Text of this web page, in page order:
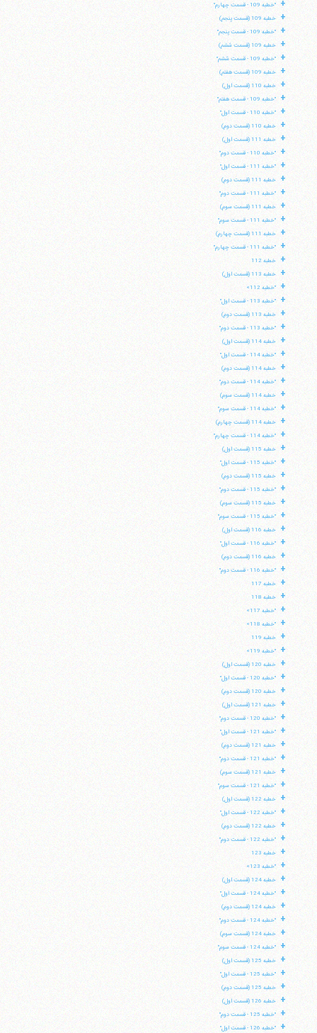
+ "خطبه 109 - قسمت چهارم"
+ خطبه 109 (قسمت پنجم)
+ "خطبه 109 - قسمت پنجم"
+ خطبه 109 (قسمت ششم)
+ "خطبه 109 - قسمت ششم"
+ خطبه 109 (قسمت هفتم)
+ خطبه 110 (قسمت اول)
+ "خطبه 109 - قسمت هفتم"
+ "خطبه 110 - قسمت اول"
+ خطبه 110 (قسمت دوم)
+ خطبه 111 (قسمت اول)
+ "خطبه 110 - قسمت دوم"
+ "خطبه 111 - قسمت اول"
+ خطبه 111 (قسمت دوم)
+ "خطبه 111 - قسمت دوم"
+ خطبه 111 (قسمت سوم)
+ "خطبه 111 - قسمت سوم"
+ خطبه 111 (قسمت چهارم)
+ "خطبه 111 - قسمت چهارم"
+ خطبه 112
+ خطبه 113 (قسمت اول)
+ "خطبه 112»
+ "خطبه 113 - قسمت اول"
+ خطبه 113 (قسمت دوم)
+ "خطبه 113 - قسمت دوم"
+ خطبه 114 (قسمت اول)
+ "خطبه 114 - قسمت اول"
+ خطبه 114 (قسمت دوم)
+ "خطبه 114 - قسمت دوم"
+ خطبه 114 (قسمت سوم)
+ "خطبه 114 - قسمت سوم"
+ خطبه 114 (قسمت چهارم)
+ "خطبه 114 - قسمت چهارم"
+ خطبه 115 (قسمت اول)
+ "خطبه 115 - قسمت اول"
+ خطبه 115 (قسمت دوم)
+ "خطبه 115 - قسمت دوم"
+ خطبه 115 (قسمت سوم)
+ "خطبه 115 - قسمت سوم"
+ خطبه 116 (قسمت اول)
+ "خطبه 116 - قسمت اول"
+ خطبه 116 (قسمت دوم)
+ "خطبه 116 - قسمت دوم"
+ خطبه 117
+ خطبه 118
+ "خطبه 117»
+ "خطبه 118»
+ خطبه 119
+ "خطبه 119»
+ خطبه 120 (قسمت اول)
+ "خطبه 120 - قسمت اول"
+ خطبه 120 (قسمت دوم)
+ خطبه 121 (قسمت اول)
+ "خطبه 120 - قسمت دوم"
+ "خطبه 121 - قسمت اول"
+ خطبه 121 (قسمت دوم)
+ "خطبه 121 - قسمت دوم"
+ خطبه 121 (قسمت سوم)
+ "خطبه 121 - قسمت سوم"
+ خطبه 122 (قسمت اول)
+ "خطبه 122 - قسمت اول"
+ خطبه 122 (قسمت دوم)
+ "خطبه 122 - قسمت دوم"
+ خطبه 123
+ "خطبه 123»
+ خطبه 124 (قسمت اول)
+ "خطبه 124 - قسمت اول"
+ خطبه 124 (قسمت دوم)
+ "خطبه 124 - قسمت دوم"
+ خطبه 124 (قسمت سوم)
+ "خطبه 124 - قسمت سوم"
+ خطبه 125 (قسمت اول)
+ "خطبه 125 - قسمت اول"
+ خطبه 125 (قسمت دوم)
+ خطبه 126 (قسمت اول)
+ "خطبه 125 - قسمت دوم"
+ "خطبه 126 - قسمت اول"